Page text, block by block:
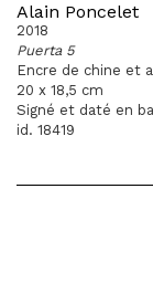
Alain Poncelet
2018
Puerta 5
Encre de chine et
20 x 18,5 cm
Signé et daté en
id. 18419